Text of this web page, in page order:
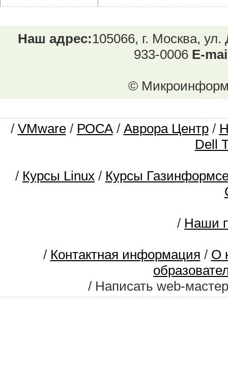
Наш адрес:105066, г. Москва,
933-0006 E-
©
/ VMware/ РОСА/ Аврора Центр/
Dell
/ Курсы Linux / Курсы
/ Наши
/ Контактная информация / О
/ Написать web-